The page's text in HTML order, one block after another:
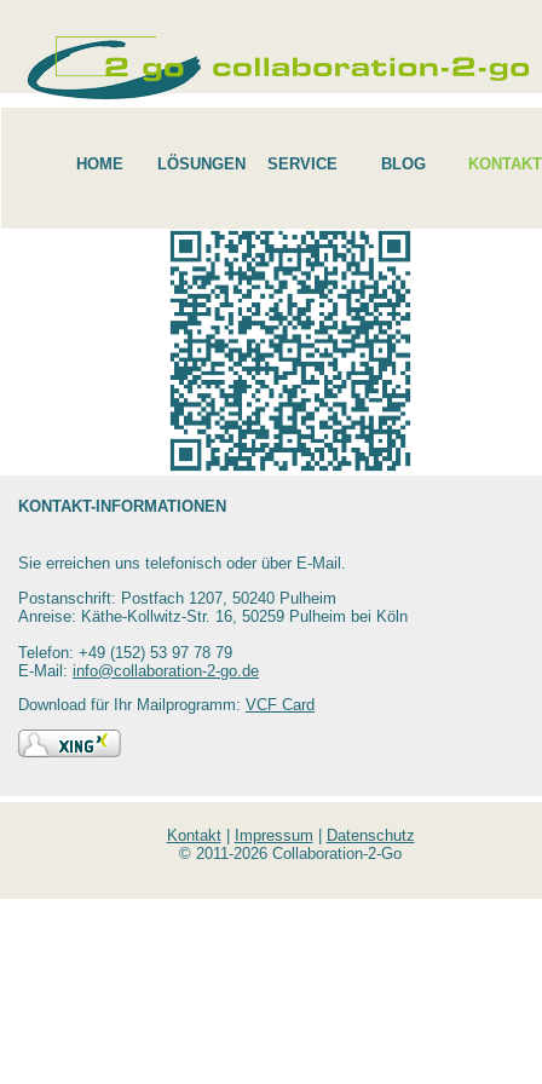
HOME LÖSUNGEN SERVICE BLOG KONTAKT
KONTAKT-INFORMATIONEN
Sie erreichen uns telefonisch oder über E-Mail.
Postanschrift: Postfach 1207, 50240 Pulheim
Anreise: Käthe-Kollwitz-Str. 16, 50259 Pulheim bei Köln
Telefon: +49 (152) 53 97 78 79
E-Mail: info@collaboration-2-go.de
Download für Ihr Mailprogramm: VCF Card
Kontakt| Impressum
Datenschutz
© 2011-2026 Collaboration-2-Go